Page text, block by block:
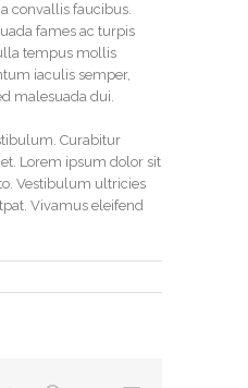
convallis faucibus.
fames ac turpis
tempus mollis
iaculis semper,
malesuada dui.
Curabitur
Lorem ipsum dolor sit
Vestibulum ultricies
Vivamus eleifend